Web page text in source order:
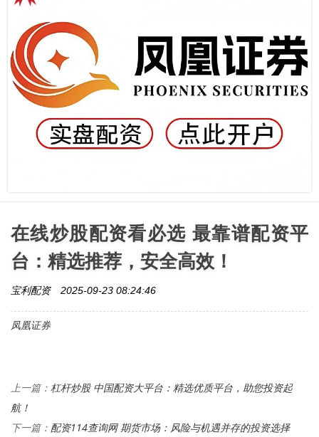
在线炒股配资看必选 最靠谱配资平
台：精选推荐，安全高效！
宝利配资 2025-09-23 08:24:46
凤凰证券
上一篇： 杠杆炒股 中国配资大平台：精选优质平台，助您投资起
航！
下一篇： 配资114查询网 期货市场：风险与机遇并存的投资选择